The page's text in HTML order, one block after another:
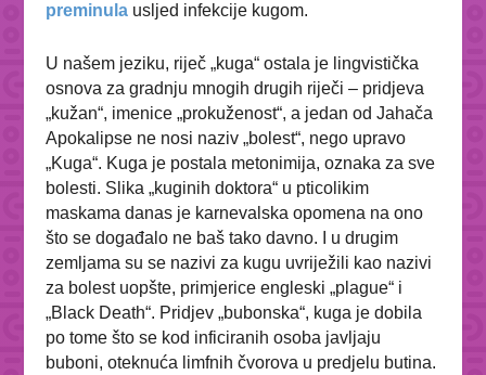
preminula usljed infekcije kugom.
U našem jeziku, riječ „kuga“ ostala je lingvistička
osnova za gradnju mnogih drugih riječi – pridjeva
„kužan“, imenice „prokuženost“, a jedan od Jahača
Apokalipse ne nosi naziv „bolest“, nego upravo
„Kuga“. Kuga je postala metonimija, oznaka za sve
bolesti. Slika „kuginih doktora“ u pticolikim
maskama danas je karnevalska opomena na ono
što se događalo ne baš tako davno. I u drugim
zemljama su se nazivi za kugu uvriježili kao nazivi
za bolest uopšte, primjerice engleski „plague“ i
„Black Death“. Pridjev „bubonska“, kuga je dobila
po tome što se kod inficiranih osoba javljaju
buboni, oteknuća limfnih čvorova u predjelu butina.